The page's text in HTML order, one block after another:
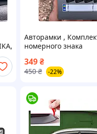
Авторамки ,
номерного знака
,Безрамочный
авто
349₴
450 ₴ -22%